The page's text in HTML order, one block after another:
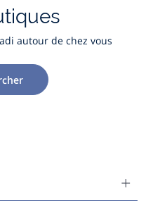
autour de chez vous